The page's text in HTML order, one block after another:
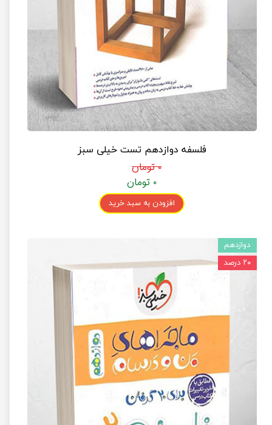
فلسفه دوازدهم تست خیلی سبز
۰ تومان
۰ تومان
افزودن به سبد خرید
دوازدهم
۲۰ درصد